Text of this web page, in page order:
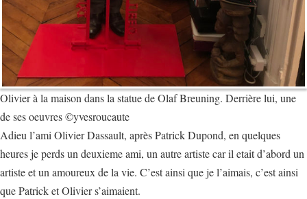
Olivier à la maison dans la statue de Olaf Breuning. Derrière lui, une
de ses oeuvres ©yvesroucaute
Adieu l’ami Olivier Dassault, après Patrick Dupond, en quelques
heures je perds un deuxieme ami, un autre artiste car il etait d’abord un
artiste et un amoureux de la vie. C’est ainsi que je l’aimais, c’est ainsi
que Patrick et Olivier s’aimaient.